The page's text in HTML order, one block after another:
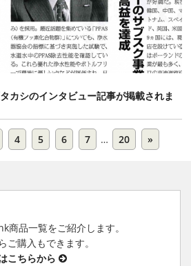
カシのインタビュー記事が掲載されま
4 5 6 7 … 20 »
商品一覧をご紹介します。
ご購入もできます。
こちらから